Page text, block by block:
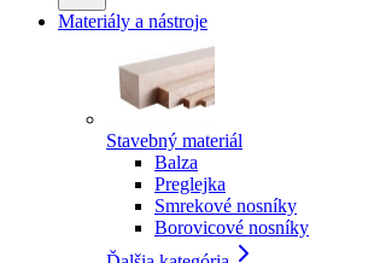
Materiály a nástroje
Stavebný materiál
Balza
Preglejka
Smrekové nosníky
Borovicové nosníky